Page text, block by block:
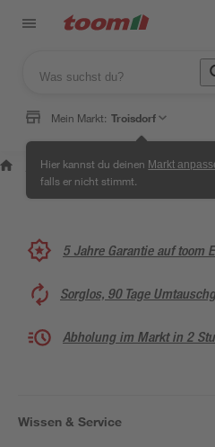
Mein Markt: Troisdorf
Hier kannst du deinen Markt
falls er nicht stimmt.
Wissen &
Service
/
Selbermachen
& Ratgeber
/
5 Jahre Garantie auf toom
Sorglos, 90 Tage
Abholung im Markt in 2
Wissen & Service